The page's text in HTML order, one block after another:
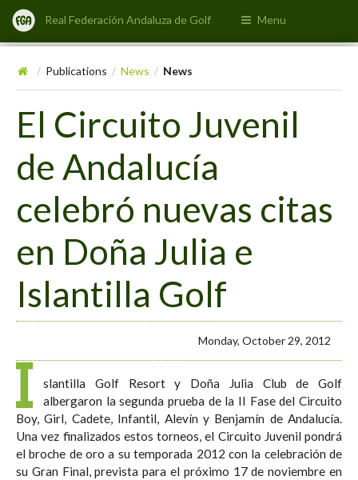
Real Federación Andaluza de Golf Menu
/ Publications / News / News
El Circuito Juvenil
de Andalucía
celebró nuevas citas
en Doña Julia e
Islantilla Golf
Monday, October 29, 2012
I
slantilla Golf Resort y Doña Julia Club de Golf
albergaron la segunda prueba de la II Fase del Circuito
Boy, Girl, Cadete, Infantil, Alevín y Benjamín de Andalucía.
Una vez finalizados estos torneos, el Circuito Juvenil pondrá
el broche de oro a su temporada 2012 con la celebración de
su Gran Final, prevista para el próximo 17 de noviembre en